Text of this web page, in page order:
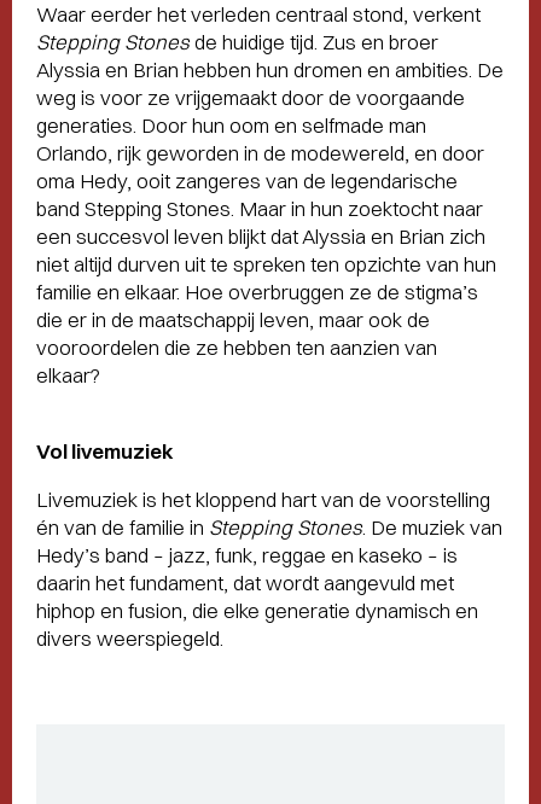
Waar eerder het verleden centraal stond, verkent
Stepping Stonesde huidige tijd. Zus en broer
Alyssia en Brian hebben hun dromen en ambities. De
weg is voor ze vrijgemaakt door de voorgaande
generaties. Door hun oom en selfmade man
Orlando, rijk geworden in de modewereld, en door
oma Hedy, ooit zangeres van de legendarische
band Stepping Stones. Maar in hun zoektocht naar
een succesvol leven blijkt dat Alyssia en Brian zich
niet altijd durven uit te spreken ten opzichte van hun
familie en elkaar. Hoe overbruggen ze de stigma’s
die er in de maatschappij leven, maar ook de
vooroordelen die ze hebben ten aanzien van
elkaar?
Vol livemuziek
Livemuziek is het kloppend hart van de voorstelling
én van de familie in Stepping Stones. De muziek van
Hedy’s band – jazz, funk, reggae en kaseko – is
daarin het fundament, dat wordt aangevuld met
hiphop en fusion, die elke generatie dynamisch en
divers weerspiegeld.